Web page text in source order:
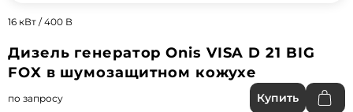
16 кВт / 400 В
Дизель генератор Onis VISA D 21 BIG
FOX в шумозащитном кожухе
по запросу Купить